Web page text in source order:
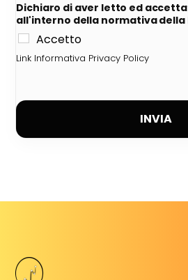
Dichiaro di aver letto ed
all'interno della normativa della
Accetto
Link Informativa Privacy Policy
INVIA